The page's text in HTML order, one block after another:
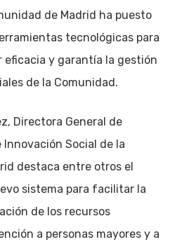
de Madrid ha puesto
tecnológicas para
eficacia y garantía la gestión
de la Comunidad.
Directora General de
Innovación Social de la
destaca entre otros el
sistema para facilitar la
de los recursos
a personas mayores y a